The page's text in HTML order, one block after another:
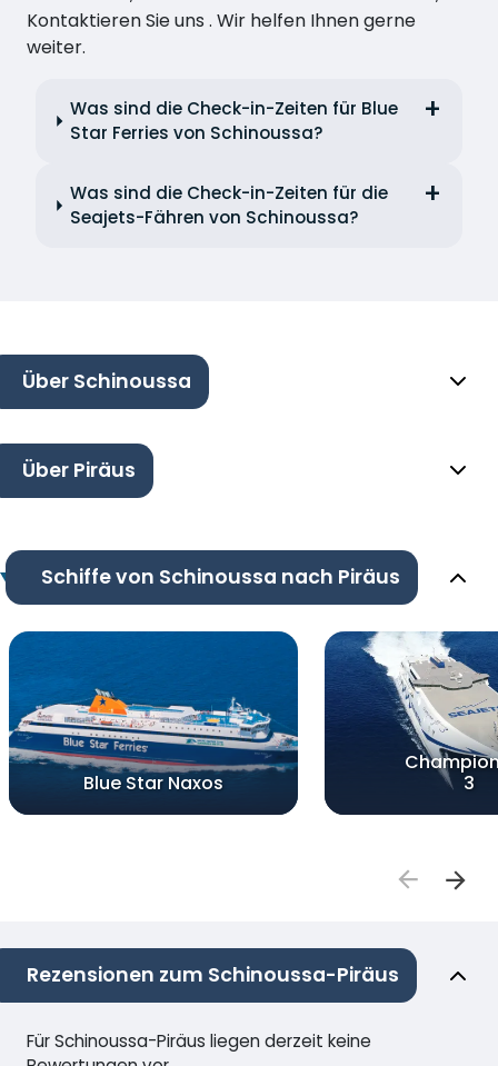
Kontaktieren Sie uns . Wir helfen Ihnen gerne
weiter.
Was sind die Check-in-Zeiten für Blue
Star Ferries von Schinoussa?
Was sind die Check-in-Zeiten für die
Seajets-Fähren von Schinoussa?
Über Schinoussa
Über Piräus
Schiffe von Schinoussa nach Piräus
Blue Star Naxos
3
Rezensionen zum Schinoussa-Piräus
Für Schinoussa-Piräus liegen derzeit keine